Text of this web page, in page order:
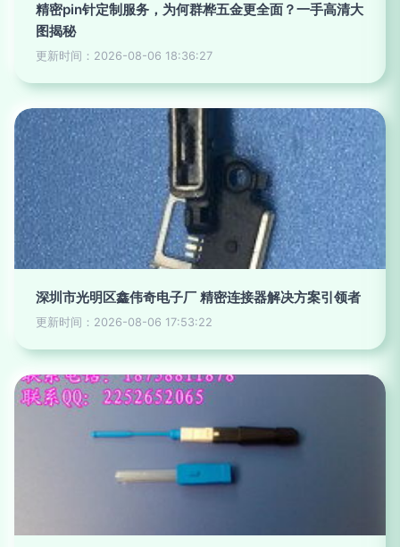
精密pin针定制服务，为何群桦五金更全面？一手高清大
图揭秘
更新时间：2026-08-06 18:36:27
深圳市光明区鑫伟奇电子厂 精密连接器解决方案引领者
更新时间：2026-08-06 17:53:22